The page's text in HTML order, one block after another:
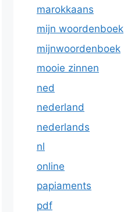
marokkaans
mijn woordenboek
mijnwoordenboek
mooie zinnen
ned
nederland
nederlands
nl
online
papiaments
pdf